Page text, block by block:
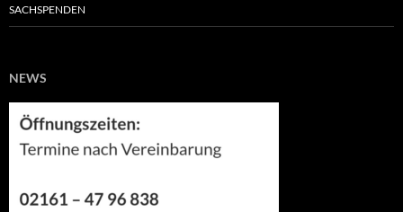
SACHSPENDEN
NEWS